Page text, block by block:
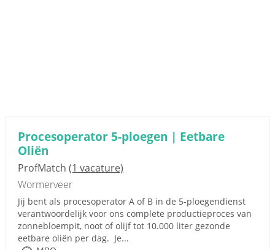
Procesoperator 5-ploegen | Eetbare
Oliën
ProfMatch (1 vacature)
Wormerveer
Jij bent als procesoperator A of B in de 5-ploegendienst
verantwoordelijk voor ons complete productieproces van
zonnebloempit, noot of olijf tot 10.000 liter gezonde
eetbare oliën per dag. Je...